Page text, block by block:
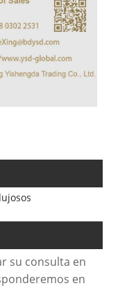
su consulta en
en